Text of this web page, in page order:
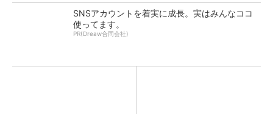
SNSアカウントを着実に成長。実はみんなココ
使ってます。
PR(Dreaw合同会社)